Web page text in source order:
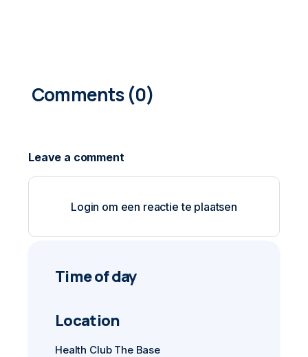
Login om een reactie te plaatsen
0
Time of day
Location
Health Club The Base